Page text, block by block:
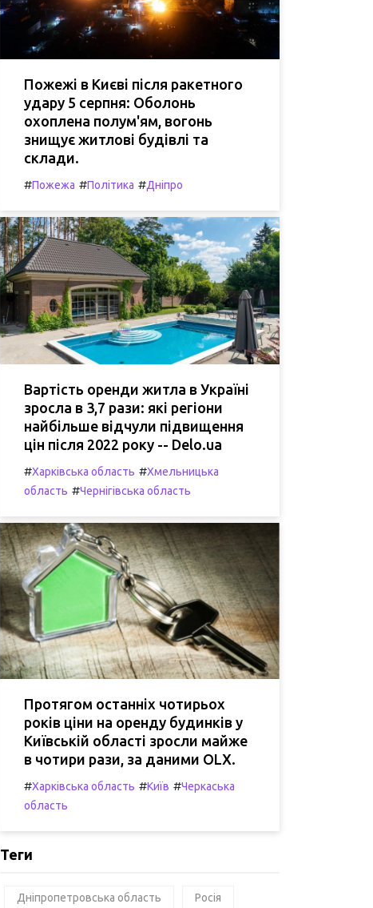
Пожежі в Києві після ракетного
удару 5 серпня: Оболонь
охоплена полум'ям, вогонь
знищує житлові будівлі та
склади.
#Пожежа #Політика #Дніпро
Вартість оренди житла в Україні
зросла в 3,7 рази: які регіони
найбільше відчули підвищення
цін після 2022 року -- Delo.ua
#Харківська область #Хмельницька
область #Чернігівська область
Протягом останніх чотирьох
років ціни на оренду будинків у
Київській області зросли майже
в чотири рази, за даними OLX.
#Харківська область #Київ #Черкаська
область
Теги
Дніпропетровська область Росія